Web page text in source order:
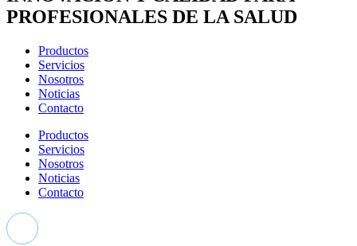
PROFESIONALES DE LA SALUD
Productos
Servicios
Nosotros
Noticias
Contacto
Productos
Servicios
Nosotros
Noticias
Contacto